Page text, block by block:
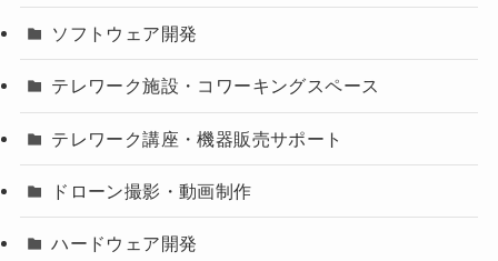
ソフトウェア開発
テレワーク施設・コワーキングスペース
テレワーク講座・機器販売サポート
ドローン撮影・動画制作
ハードウェア開発